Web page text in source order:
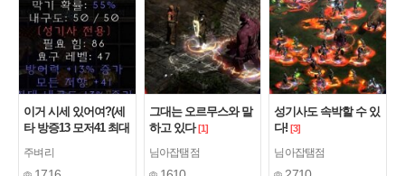
이거 시세 있어여?(세
타 방증13 모저41 최대
주벼리
그대는 오르무스와 말
하고 있다 [1]
님아잡탬점
성기사도 속박할 수 있
다! [3]
님아잡탬점